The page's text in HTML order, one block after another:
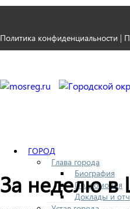
Политика конфиденциальности |
ГОРОД
Глава города
Биография
Полномочия
Доклады и
За неделю в